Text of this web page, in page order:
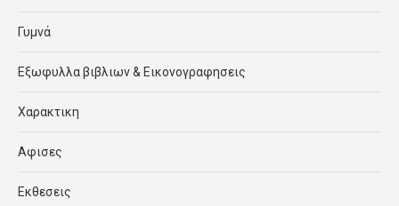
Γυμνά
Εξωφυλλα βιβλιων & Εικονογραφησεις
Χαρακτικη
Αφισες
Εκθεσεις